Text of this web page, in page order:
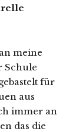
meine
Schule
für
aus
immer an
das die